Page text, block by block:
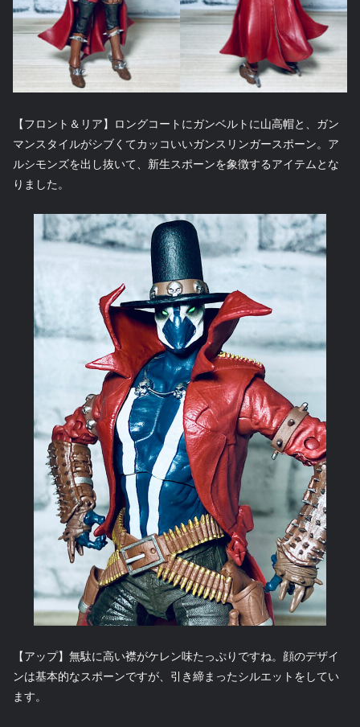
【フロント＆リア】ロングコートにガンベルトに山高帽と、ガン
マンスタイルがシブくてカッコいいガンスリンガースポーン。ア
ルシモンズを出し抜いて、新生スポーンを象徴するアイテムとな
りました。
【アップ】無駄に高い襟がケレン味たっぷりですね。顔のデザイ
ンは基本的なスポーンですが、引き締まったシルエットをしてい
ます。